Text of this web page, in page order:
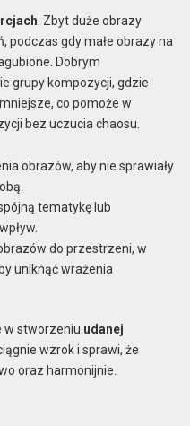
. Zbyt duże obrazy
podczas gdy małe obrazy na
Dobrym
grupy kompozycji, gdzie
co pomoże w
bez uczucia chaosu.
obrazów, aby nie sprawiały
tematykę lub
do przestrzeni, w
uniknąć wrażenia
w stworzeniu udanej
wzrok i sprawi, że
oraz harmonijnie.